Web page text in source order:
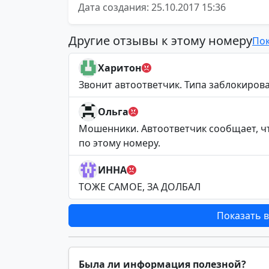
Дата создания: 25.10.2017 15:36
Другие отзывы к этому номеру
Харитон
Звонит автоответчик. Типа
Ольга
Мошенники. Автоответчик сообщает,
по этому номеру.
ИННА
ТОЖЕ САМОЕ, ЗА ДОЛБАЛ
Показать
Была ли информация полезной?